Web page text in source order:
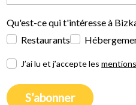
Qu'est-ce qui t'intéresse à
Restaurants
J’ai lu et j’accepte les
S’abonner